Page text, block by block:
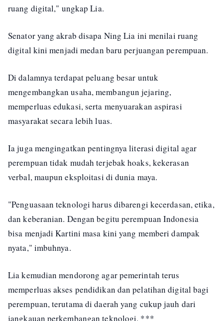
ruang digital," ungkap Lia.
Senator yang akrab disapa Ning Lia ini menilai ruang
digital kini menjadi medan baru perjuangan perempuan.
Di dalamnya terdapat peluang besar untuk
mengembangkan usaha, membangun jejaring,
memperluas edukasi, serta menyuarakan aspirasi
masyarakat secara lebih luas.
Ia juga mengingatkan pentingnya literasi digital agar
perempuan tidak mudah terjebak hoaks, kekerasan
verbal, maupun eksploitasi di dunia maya.
"Penguasaan teknologi harus dibarengi kecerdasan, etika,
dan keberanian. Dengan begitu perempuan Indonesia
bisa menjadi Kartini masa kini yang memberi dampak
nyata," imbuhnya.
Lia kemudian mendorong agar pemerintah terus
memperluas akses pendidikan dan pelatihan digital bagi
perempuan, terutama di daerah yang cukup jauh dari
jangkauan perkembangan teknologi. ***